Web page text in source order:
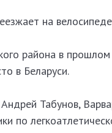
на
района в прошлом
в Беларуси.
Табунов,
по